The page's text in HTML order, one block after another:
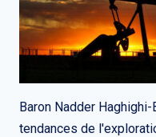
Baron Nadder
tendances de